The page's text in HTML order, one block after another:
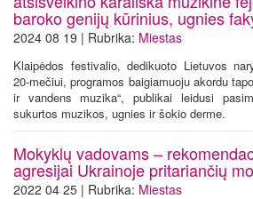
baroko genijų kūrinius, ugnies
2024 08 19 | Rubrika: Miestas
Klaipėdos festivalio, dedikuoto Lietuvos
20-mečiui, programos baigiamuoju akordu
ir vandens muzika“, publikai leidusi
sukurtos muzikos, ugnies ir šokio derme.
Mokyklų vadovams –
agresijai Ukrainoje pritariančių
2022 04 25 | Rubrika: Miestas